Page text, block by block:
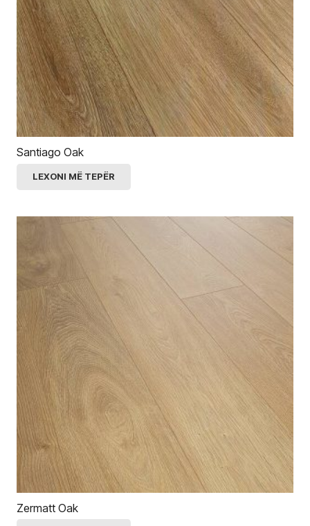
Santiago Oak
LEXONI MË TEPËR
Zermatt Oak